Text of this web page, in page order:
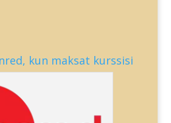
kun maksat kurssisi